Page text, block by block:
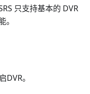
只支持基本的 DVR
DVR。